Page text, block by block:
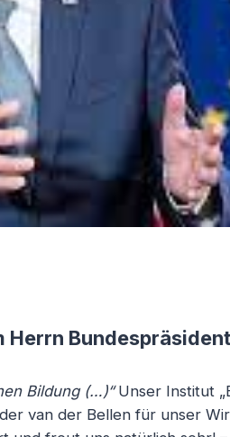
Herrn
Bildung (…)“Unser Institut
van der Bellen für unser